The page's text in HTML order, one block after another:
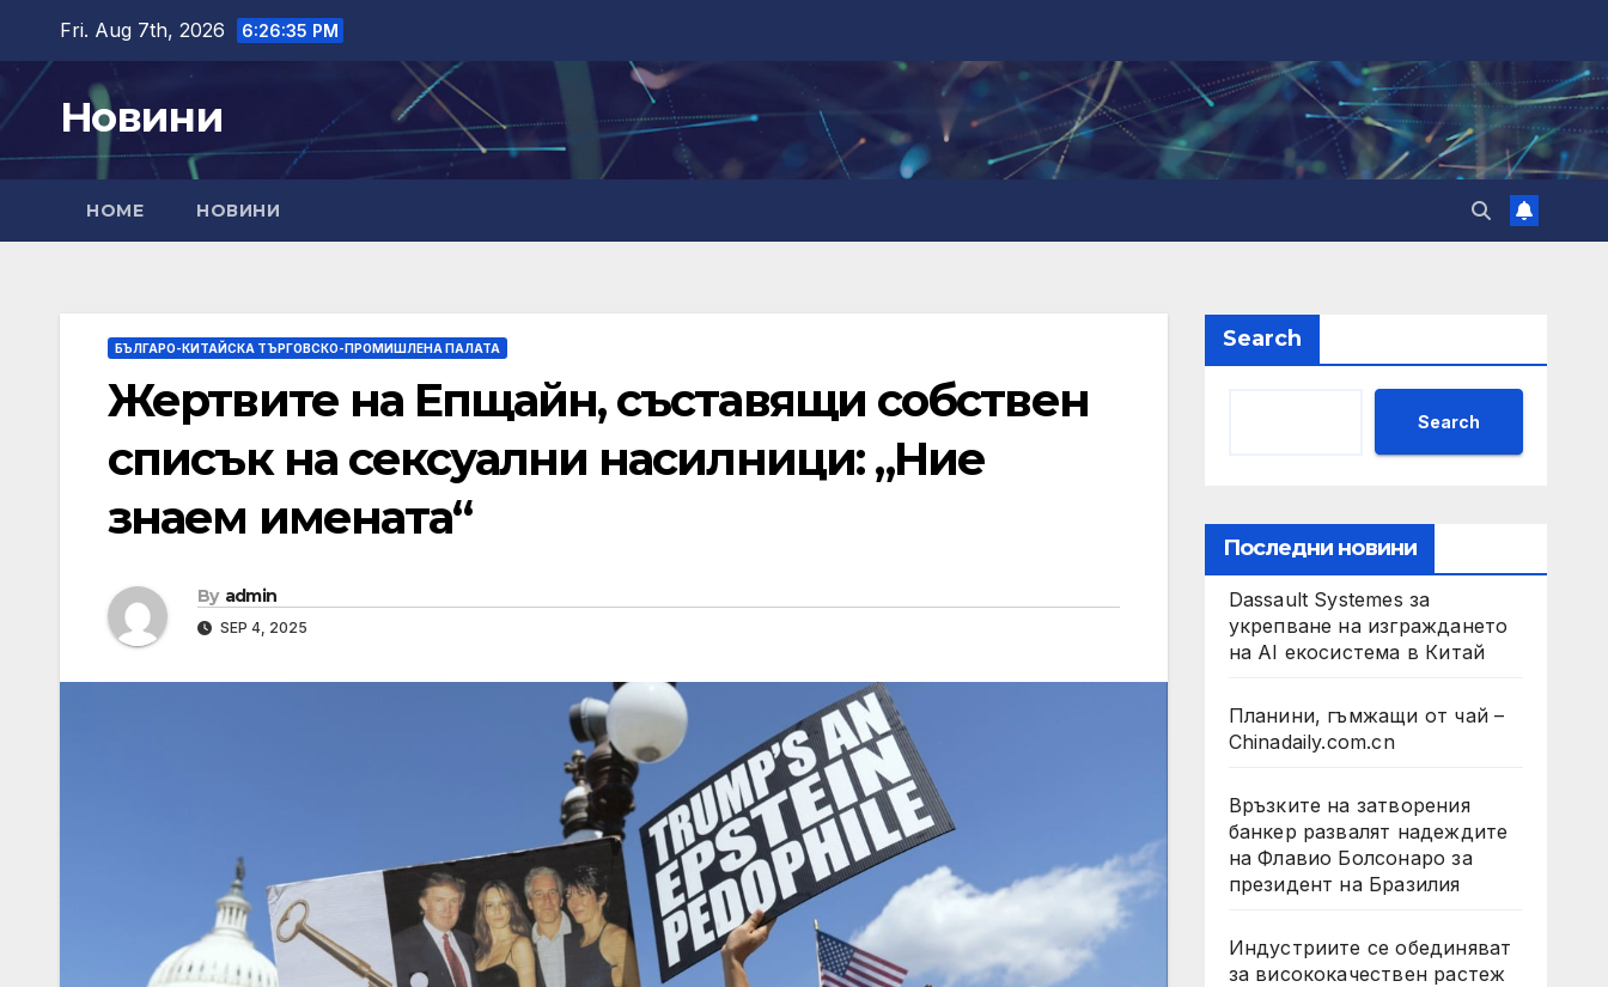
content
Fri. Aug 7th, 2026 6:26:36 PM
Новини
HOME НОВИНИ
БЪЛГАРО-КИТАЙСКА ТЪРГОВСКО-ПРОМИШЛЕНА ПАЛАТА
Жертвите на Епщайн, съставящи собствен
списък на сексуални насилници: „Ние
знаем имената“
By admin
SEP 4, 2025
Search
Search
Последни новини
Dassault Systemes за
укрепване на изграждането
на AI екосистема в Китай
Планини, гъмжащи от чай –
Chinadaily.com.cn
Връзките на затворения
банкер развалят надеждите
на Флавио Болсонаро за
президент на Бразилия
Индустриите се обединяват
за висококачествен растеж